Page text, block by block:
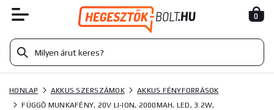
0
HONLAP AKKUS SZERSZÁMOK
AKKUS FÉNYFORRÁSOK
FÜGGŐ MUNKAFÉNY, 20V LI-ION, 2000MAH, LED, 3.2W,